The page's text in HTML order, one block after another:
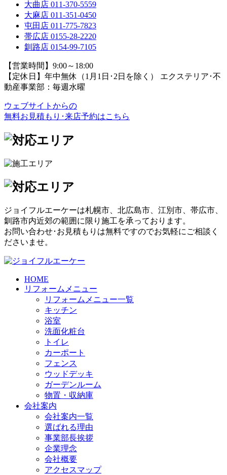
大曲店 011-370-5559
大麻店 011-351-0450
屯田店 011-775-7823
帯広店 0155-28-2220
釧路店 0154-99-7105
【営業時間】9:00～18:00
【定休日】年中無休（1月1日･2日を除く） エクステリア･不
動産事業部：毎週水曜
ウェブサイトからの
無料お見積もり･来店予約はこちら
ジョイフルエーケーは札幌市、北広島市、江別市、帯広市、
釧路市内近郊の範囲に限り施工を承っております。
お問い合わせ･お見積もりは無料ですのでお気軽にご相談く
ださいませ。
HOME
リフォームメニュー
リフォームメニュー一覧
キッチン
浴室
洗面化粧台
トイレ
カーポート
フェンス
ウッドデッキ
ガーデンルーム
物置・収納庫
会社案内
会社案内一覧
選ばれる理由
事業部長挨拶
企業理念
会社概要
アクセスマップ